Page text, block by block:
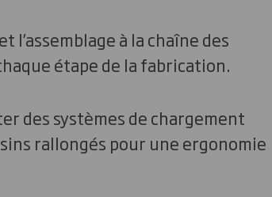
à la chaîne des
étape de la fabrication.
des systèmes de chargement
rallongés pour une ergonomie